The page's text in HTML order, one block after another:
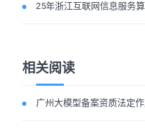
25年浙江互联网信息服务
相关阅读
广州大模型备案资质法定